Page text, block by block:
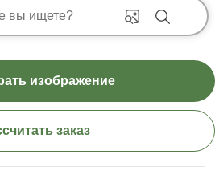
изображение
заказ